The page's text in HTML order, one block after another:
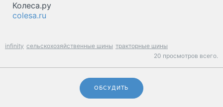
Колеса.ру
colesa.ru
infinity сельскохозяйственные шины тракторные шины
20 просмотров всего.
ОБСУДИТЬ